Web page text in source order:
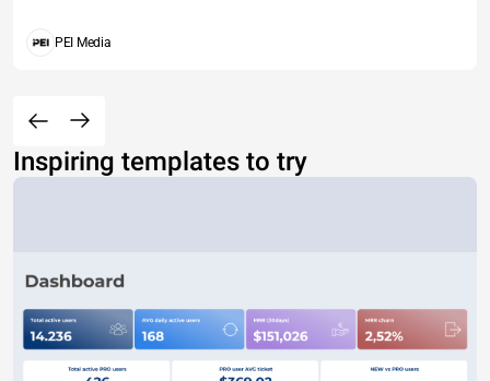
PEI Media
Inspiring templates to try